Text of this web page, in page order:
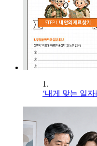
1.
‘내게 맞는 일